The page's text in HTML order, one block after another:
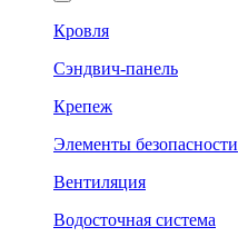
Кровля
Сэндвич-панель
Крепеж
Элементы безопасности
Вентиляция
Водосточная система